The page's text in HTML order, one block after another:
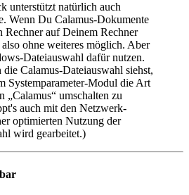
unterstützt natürlich auch
Wenn Du Calamus-Dokumente
Rechner auf Deinem Rechner
ohne weiteres möglich. Aber
Dateiauswahl dafür nutzen.
Calamus-Dateiauswahl siehst,
Systemparameter-Modul die Art
Calamus
umschalten zu
auch mit den Netzwerk-
optimierten Nutzung der
wird gearbeitet.)